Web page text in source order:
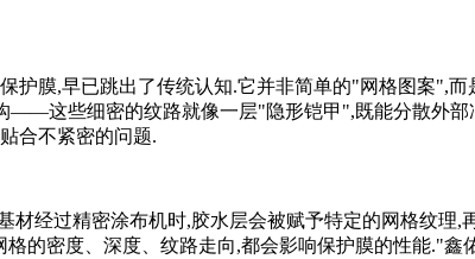
护膜,早已跳出了传统认知.它并非简单的"网格图案",而
——这些细密的纹路就像一层"隐形铠甲",既能分散外部
合不紧密的问题.
材经过精密涂布机时,胶水层会被赋予特定的网格纹理,
的密度、深度、纹路走向,都会影响保护膜的性能."鑫